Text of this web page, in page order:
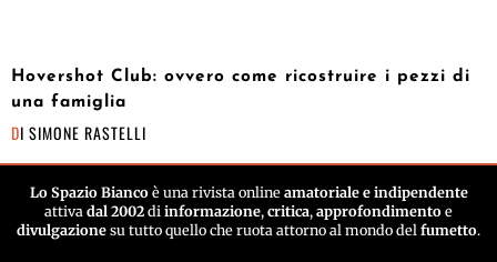
Hovershot Club: ovvero come ricostruire i pezzi di
una famiglia
DI SIMONE RASTELLI
Lo Spazio Biancoè una rivista online amatoriale e indipendente
attiva dal 2002 di informazione, critica, approfondimento e
divulgazione su tutto quello che ruota attorno al mondo del fumetto.